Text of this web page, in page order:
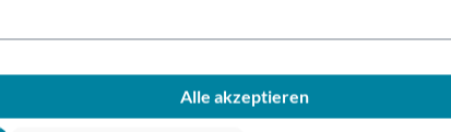
Alle akzeptieren